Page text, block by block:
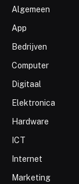
Algemeen
App
Bedrijven
Computer
Digitaal
Elektronica
Hardware
ICT
Internet
Marketing